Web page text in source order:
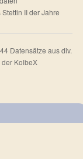
II der Jahre
Datensätze aus div.
KolbeX